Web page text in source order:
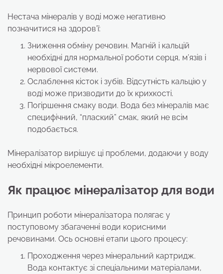
Нестача мінералів у воді може негативно
позначитися на здоров’ї:
Зниження обміну речовин. Магній і кальцій
необхідні для нормальної роботи серця, м’язів і
нервової системи.
Ослаблення кісток і зубів. Відсутність кальцію у
воді може призводити до їх крихкості.
Погіршення смаку води. Вода без мінералів має
специфічний, “плаский” смак, який не всім
подобається.
Мінералізатор вирішує ці проблеми, додаючи у воду
необхідні мікроелементи.
Як працює мінералізатор для води
Принцип роботи мінералізатора полягає у
поступовому збагаченні води корисними
речовинами. Ось основні етапи цього процесу:
Проходження через мінеральний картридж.
Вода контактує зі спеціальними матеріалами,